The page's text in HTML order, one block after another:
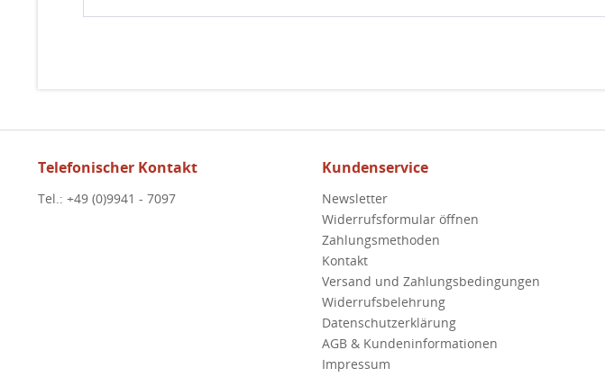
Telefonischer Kontakt
Tel.: +49 (0)9941 - 7097
Kundenservice
Newsletter
Widerrufsformular öffnen
Zahlungsmethoden
Kontakt
Versand und Zahlungsbedingungen
Widerrufsbelehrung
Datenschutzerklärung
AGB & Kundeninformationen
Impressum